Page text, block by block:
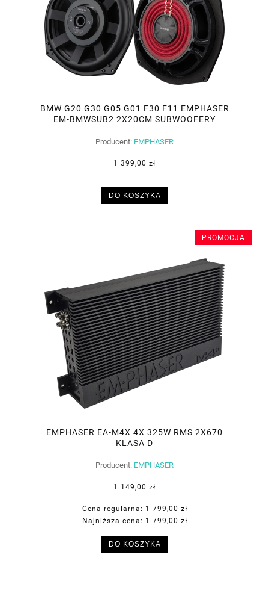
BMW G20 G30 G05 G01 F30 F11 EMPHASER
EM-BMWSUB2 2X20CM SUBWOOFERY
Producent: EMPHASER
1 399,00 zł
DO KOSZYKA
EMPHASER EA-M4X 4X 325W RMS 2X670
KLASA D
Producent: EMPHASER
1 149,00 zł
Cena regularna:1 799,00 zł
Najniższa cena:1 799,00 zł
DO KOSZYKA
PROMOCJA